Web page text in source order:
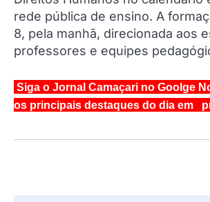
rede pública de ensino. A
8, pela manhã, direcionada aos
professores e equipes
Siga o Jornal Camaçari no Goolge
os principais destaques do dia em